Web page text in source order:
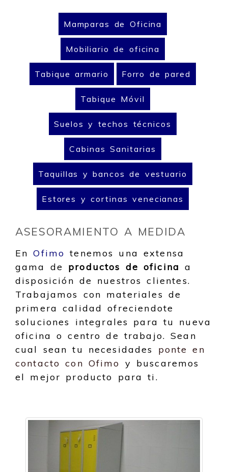
Mamparas de Oficina
Mobiliario de oficina
Tabique armario Forro de pared
Tabique Móvil
Suelos y techos técnicos
Cabinas Sanitarias
Taquillas y bancos de vestuario
Estores y cortinas venecianas
ASESORAMIENTO A MEDIDA
EnOfimo tenemos una extensa
gama de productos de oficina a
disposición de nuestros clientes.
Trabajamos con materiales de
primera calidad ofreciendote
soluciones integrales para tu nueva
oficina o centro de trabajo. Sean
cual sean tu necesidades ponte en
contacto con Ofimo y buscaremos
el mejor producto para ti.